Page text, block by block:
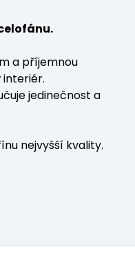
a příjemnou
jedinečnost a
nejvyšší kvality.